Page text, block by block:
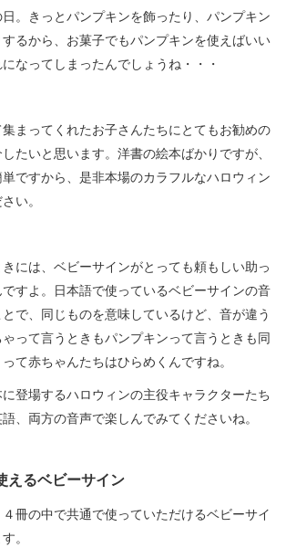
。きっとパンプキンを飾ったり、パンプキン
るから、お菓子でもパンプキンを使えばいい
なってしまったんでしょうね・・・
まってくれたお子さんたちにとてもお勧めの
たいと思います。洋書の絵本ばかりですが、
ですから、是非本場のカラフルなハロウィン
い。
には、ベビーサインがとっても頼もしい助っ
すよ。日本語で使っているベビーサインの音
で、同じものを意味しているけど、音が違う
って言うときもパンプキンって言うときも同
て赤ちゃんたちはひらめくんですね。
登場するハロウィンの主役キャラクターたち
、両方の音声で楽しんでみてくださいね。
えるベビーサイン
冊の中で共通で使っていただけるベビーサイ
。